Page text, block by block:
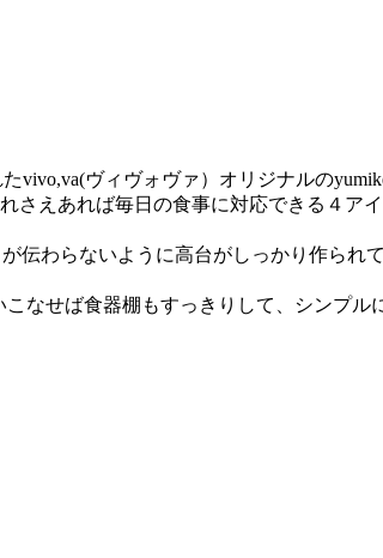
vivo,va(ヴィヴォヴァ）オリジナルの
えあれば毎日の食事に対応できる４アイ
伝わらないように高台がしっかり作られ
なせば食器棚もすっきりして、シンプル